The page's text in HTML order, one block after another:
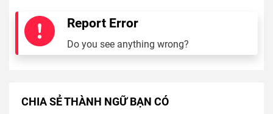
Report Error
Do you see anything wrong?
CHIA SẺ THÀNH NGỮ BẠN CÓ